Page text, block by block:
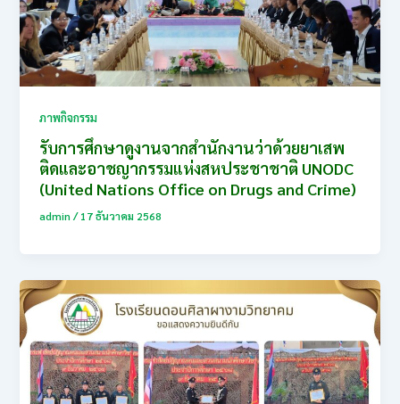
ภาพกิจกรรม
รับการศึกษาดูงานจากสำนักงานว่าด้วยยาเสพ
ติดและอาชญากรรมแห่งสหประชาชาติ UNODC
(United Nations Office on Drugs and Crime)
admin/17 ธันวาคม 2568